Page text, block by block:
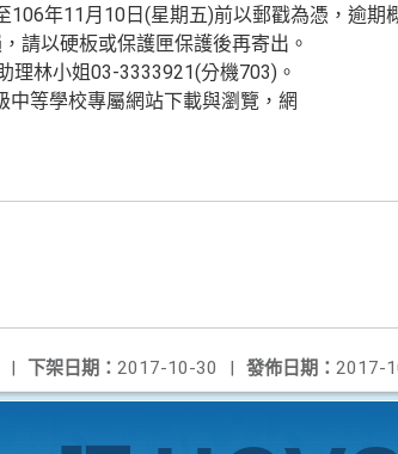
106年11月10日(星期五)前以郵戳為憑，逾期
請以硬板或保護匣保護後再寄出。
理林小姐03-3333921(分機703)。
等學校專屬網站下載與瀏覽，網
發佈日期： 2017-
下架日期： 2017-10-30 |
|